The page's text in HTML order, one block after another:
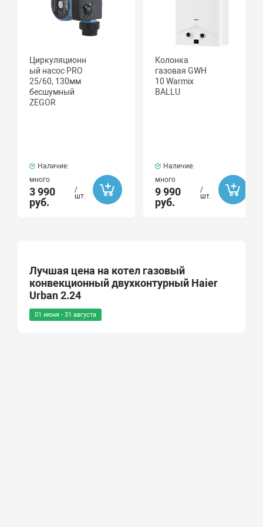
Циркуляционн
ый насос PRO
25/60, 130мм
бесшумный
ZEGOR
Наличие:
много
3 990
руб.
/
шт.
Колонка
газовая GWH
10 Warmix
BALLU
Наличие:
много
9 990
руб.
/
шт.
Лучшая цена на котел газовый
конвекционный двухконтурный Haier
Urban 2.24
01 июня - 31 августа